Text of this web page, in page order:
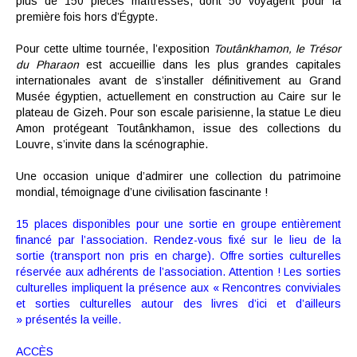
première fois hors d’Égypte.
Pour cette ultime tournée, l’exposition Toutânkhamon, le Trésor
du Pharaon est accueillie dans les plus grandes capitales
internationales avant de s’installer définitivement au Grand
Musée égyptien, actuellement en construction au Caire sur le
plateau de Gizeh. Pour son escale parisienne, la statue Le dieu
Amon protégeant Toutânkhamon, issue des collections du
Louvre, s’invite dans la scénographie.
Une occasion unique d’admirer une collection du patrimoine
mondial, témoignage d’une civilisation fascinante !
15 places disponibles pour une sortie en groupe entièrement
financé par l’association. Rendez-vous fixé sur le lieu de la
sortie (transport non pris en charge). Offre sorties culturelles
réservée aux adhérents de l’association. Attention ! Les sorties
culturelles impliquent la présence aux « Rencontres conviviales
et sorties culturelles autour des livres d’ici et d’ailleurs
» présentés la veille.
ACCÈS